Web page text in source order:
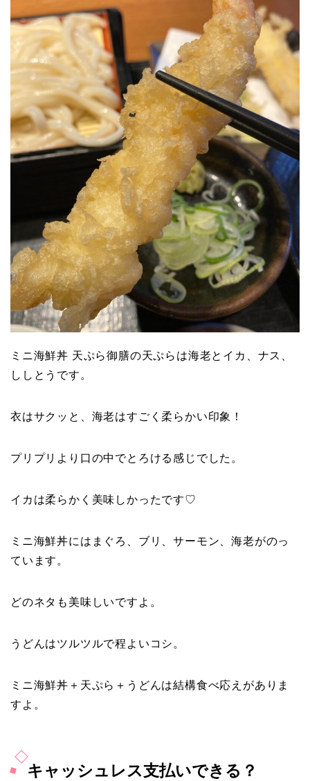
ミニ海鮮丼 天ぷら御膳の天ぷらは海老とイカ、ナス、
ししとうです。
衣はサクッと、海老はすごく柔らかい印象！
プリプリより口の中でとろける感じでした。
イカは柔らかく美味しかったです♡
ミニ海鮮丼にはまぐろ、ブリ、サーモン、海老がのっ
ています。
どのネタも美味しいですよ。
うどんはツルツルで程よいコシ。
ミニ海鮮丼＋天ぷら＋うどんは結構食べ応えがありま
すよ。
キャッシュレス支払いできる？